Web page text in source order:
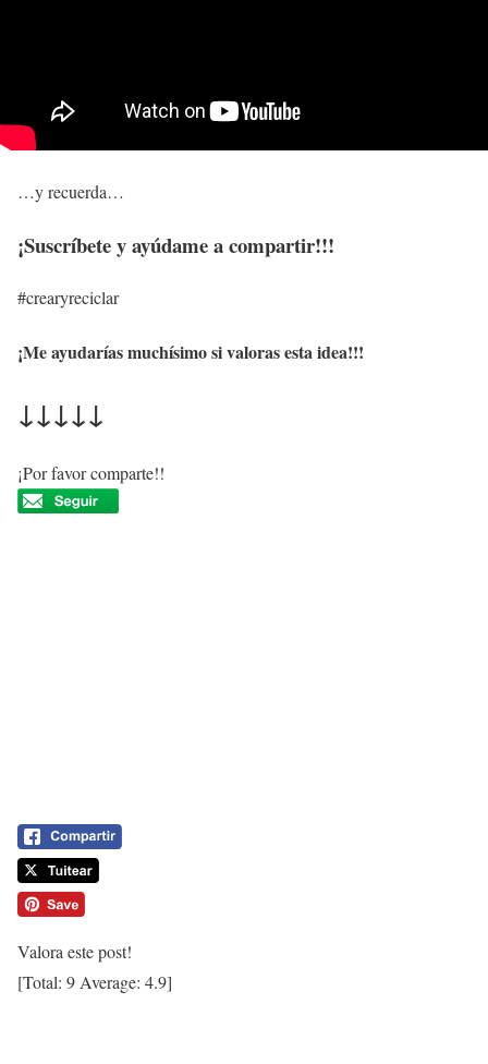
…y recuerda…
¡Suscríbete y ayúdame a compartir!!!
#crearyreciclar
¡Me ayudarías muchísimo si valoras esta idea!!!
↓↓↓↓↓
¡Por favor comparte!!
Valora este post!
[Total: 9 Average: 4.9]